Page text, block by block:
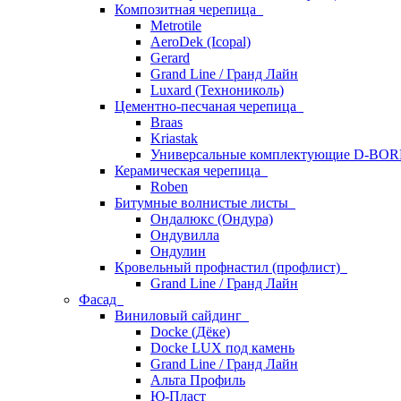
Композитная черепица
Metrotile
AeroDek (Icopal)
Gerard
Grand Line / Гранд Лайн
Luxard (Технониколь)
Цементно-песчаная черепица
Braas
Kriastak
Универсальные комплектующие D-
Керамическая черепица
Roben
Битумные волнистые листы
Ондалюкс (Ондура)
Ондувилла
Ондулин
Кровельный профнастил (профлист)
Grand Line / Гранд Лайн
Фасад
Виниловый сайдинг
Docke (Дёке)
Docke LUX под камень
Grand Line / Гранд Лайн
Альта Профиль
Ю-Пласт